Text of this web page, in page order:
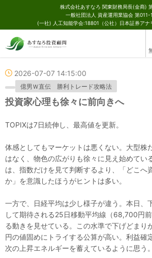
株式会社あすなろ 関東財務局長(金商)
一般社団法人 資産運用業協会 第011-
(一社) 人工知能学会:18801（公社）日本証券アナ
2026-07-07 14:15:00
億男Ｗ直伝 勝利トレード攻略法
投資家心理も徐々に前向きへ
TOPIXは7日続伸し、最高値を更新。
体感としてもマーケットは悪くない。大型株
はなく、物色の広がりも徐々に見え始めてい
は、指数だけを見て判断するより、「どこへ
か」を意識したほうがヒントは多い。
一方で、日経平均は少し様子が違う。本日、
して期待される25日移動平均線（68,700円
る動きを見せている。この水準で下げどまり
円の値固めにトライする公算が高い。利益確
次の上昇エネルギーを蓄えているように思う。